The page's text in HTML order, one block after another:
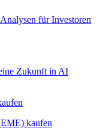
für Investoren
Zukunft in AI
kaufen